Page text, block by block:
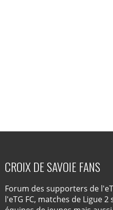
CROIX DE SAVOIE FANS
Forum des supporters de
l'eTG FC, matches de Ligue 2